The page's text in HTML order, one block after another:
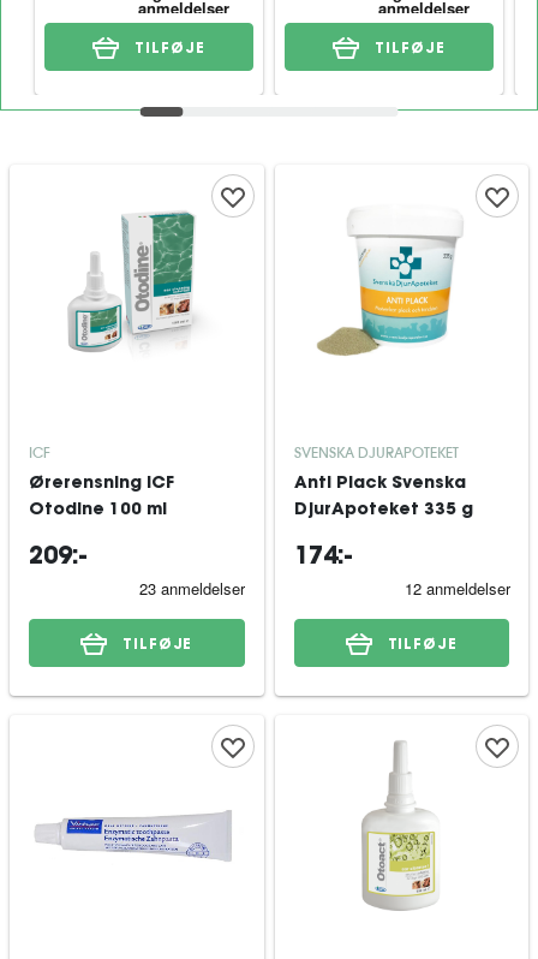
TILFØJE TILFØJE
ICF
Ørerensning ICF
Otodine 100 ml
209:-
TILFØJE
SVENSKA DJURAPOTEKET
Anti Plack Svenska
DjurApoteket 335 g
174:-
TILFØJE